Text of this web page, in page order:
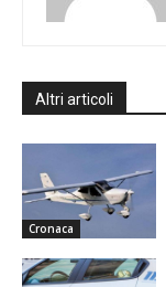
Altri articoli
Cronaca